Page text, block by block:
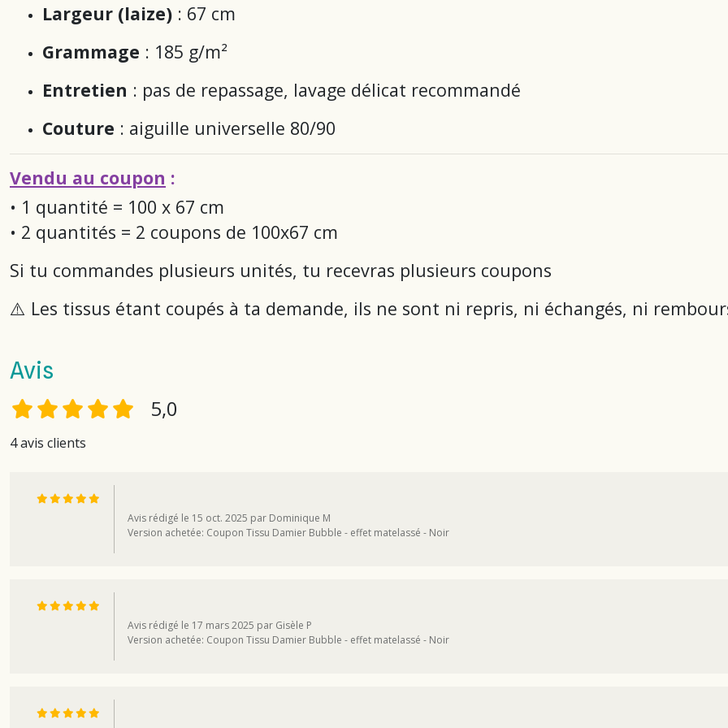
Largeur (laize) : 67 cm
Grammage : 185 g/m²
Entretien : pas de repassage, lavage délicat recommandé
Couture : aiguille universelle 80/90
Vendu au coupon :
• 1 quantité = 100 x 67 cm
• 2 quantités = 2 coupons de 100x67 cm
Si tu commandes plusieurs unités, tu recevras plusieurs coupons
⚠️ Les tissus étant coupés à ta demande, ils ne sont ni repris, ni échangés, ni
Avis
5,0
4 avis clients
Avis rédigé le 15 oct. 2025 par Dominique M
Version achetée: Coupon Tissu Damier Bubble - effet matelassé - Noir
Avis rédigé le 17 mars 2025 par Gisèle P
Version achetée: Coupon Tissu Damier Bubble - effet matelassé - Noir